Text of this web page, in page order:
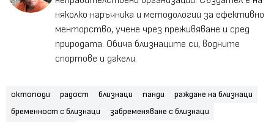
няколко наръчника и методологии за ефективно
менторство, учене чрез преживяване и сред
природата. Обича близнаците си, водните
спортове и дакели.
октоподи радост близнаци панди
раждане на близнаци
бременност с близнаци
забременяване с близнаци